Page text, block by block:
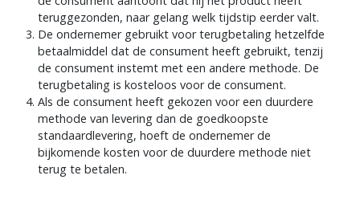
de consument aantoont dat hij het product heeft
teruggezonden, naar gelang welk tijdstip eerder valt.
De ondernemer gebruikt voor terugbetaling hetzelfde
betaalmiddel dat de consument heeft gebruikt, tenzij
de consument instemt met een andere methode. De
terugbetaling is kosteloos voor de consument.
Als de consument heeft gekozen voor een duurdere
methode van levering dan de goedkoopste
standaardlevering, hoeft de ondernemer de
bijkomende kosten voor de duurdere methode niet
terug te betalen.